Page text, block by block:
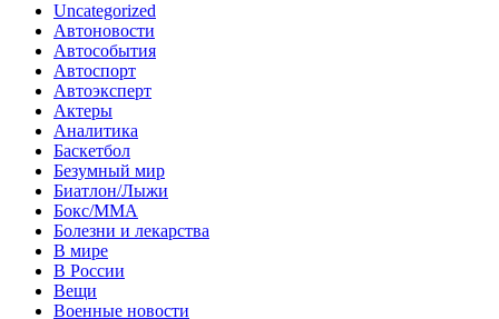
Uncategorized
Автоновости
Автособытия
Автоспорт
Автоэксперт
Актеры
Аналитика
Баскетбол
Безумный мир
Биатлон/Лыжи
Бокс/MMA
Болезни и лекарства
В мире
В России
Вещи
Военные новости